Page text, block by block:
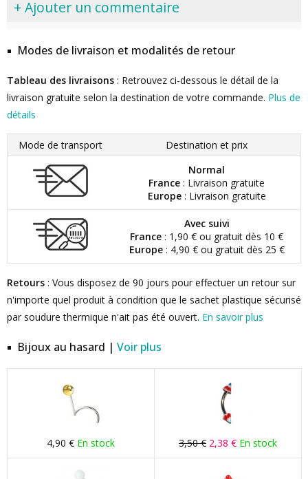
+ Ajouter un commentaire
Modes de livraison et modalités de retour
Tableau des livraisons : Retrouvez ci-dessous le détail de la
livraison gratuite selon la destination de votre commande. Plus de
détails
Mode de transport
Destination et prix
Normal
France : Livraison gratuite
Europe: Livraison gratuite
Avec suivi
France : 1,90 € ou gratuit dès 10 €
Europe: 4,90 € ou gratuit dès 25 €
Retours : Vous disposez de 90 jours pour effectuer un retour sur
n'importe quel produit à condition que le sachet plastique sécurisé
par soudure thermique n'ait pas été ouvert. En savoir plus
Bijoux au hasard | Voir plus
4,90 € En stock 3,50 € 2,38 € En stock